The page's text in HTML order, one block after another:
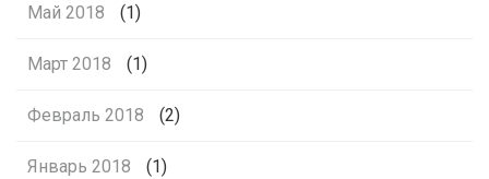
Май 2018 (1)
Март 2018 (1)
Февраль 2018 (2)
Январь 2018 (1)